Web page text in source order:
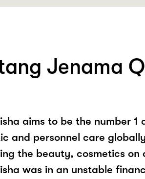
Jenama
aims to be the number
and personnel care
the beauty, cosmetics on
was in an unstable